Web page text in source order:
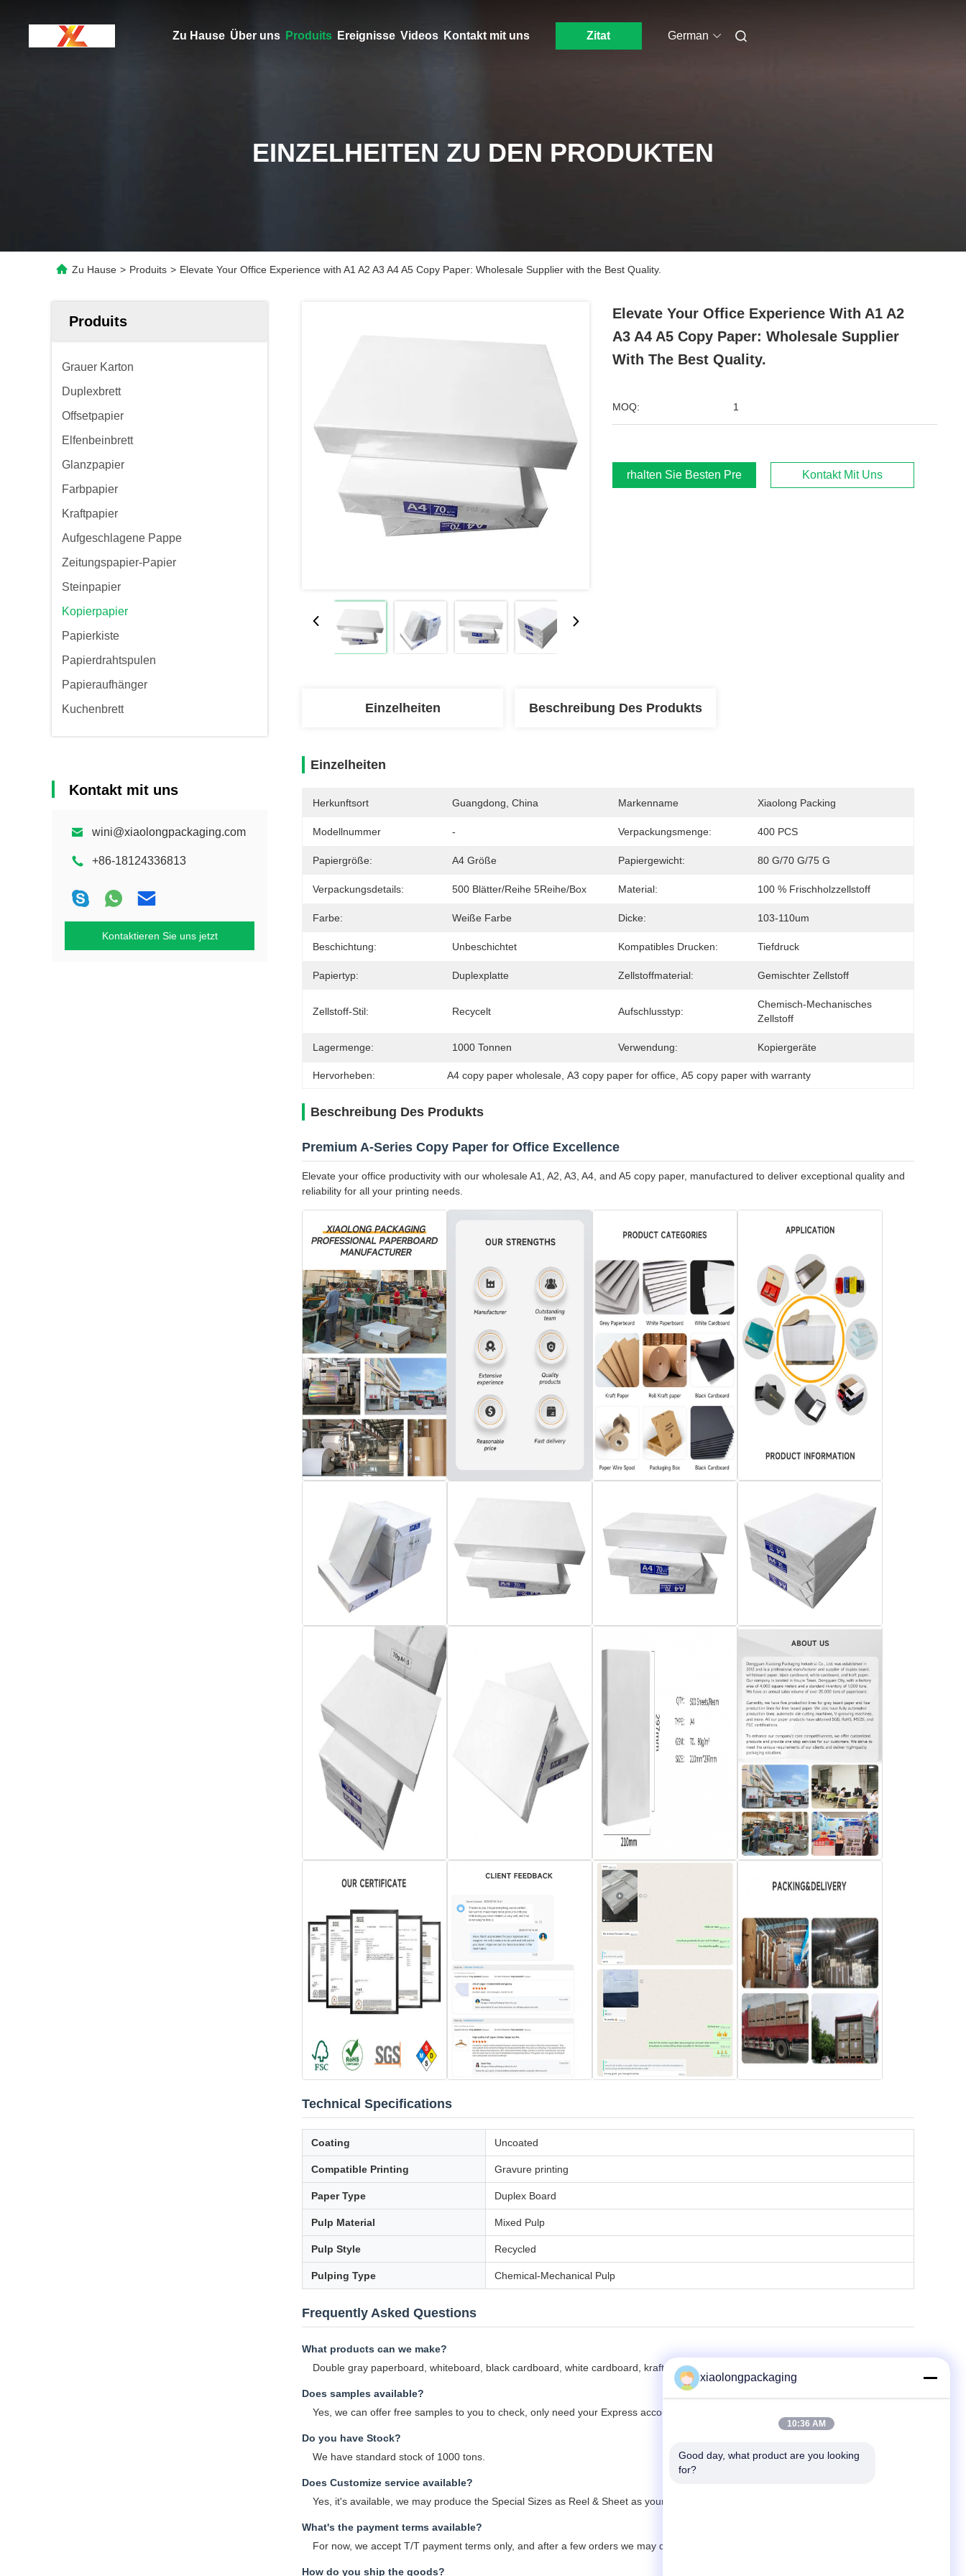
Zu Hause Über uns Produits Ereignisse Videos Kontakt mit uns Zitat German
EINZELHEITEN ZU DEN PRODUKTEN
Zu Hause > Produits > Elevate Your Office Experience with A1 A2 A3 A4 A5 Copy Paper: Wholesale Supplier with the Best Quality.
Produits
Grauer Karton
Duplexbrett
Offsetpapier
Elfenbeinbrett
Glanzpapier
Farbpapier
Kraftpapier
Aufgeschlagene Pappe
Zeitungspapier-Papier
Steinpapier
Kopierpapier
Papierkiste
Papierdrahtspulen
Papieraufhänger
Kuchenbrett
Kontakt mit uns
wini@xiaolongpackaging.com
+86-18124336813
Kontaktieren Sie uns jetzt
Elevate Your Office Experience With A1 A2
A3 A4 A5 Copy Paper: Wholesale Supplier
With The Best Quality.
MOQ: 1
Erhalten Sie Besten Preis Kontakt Mit Uns
Einzelheiten Beschreibung Des Produkts
Einzelheiten
Herkunftsort Guangdong, China Markenname Xiaolong Packing
Modellnummer - Verpackungsmenge: 400 PCS
Papiergröße: A4 Größe Papiergewicht: 80 G/70 G/75 G
Verpackungsdetails: 500 Blätter/Reihe 5Reihe/Box Material: 100 % Frischholzzellstoff
Farbe: Weiße Farbe Dicke: 103-110um
Beschichtung: Unbeschichtet Kompatibles Drucken: Tiefdruck
Papiertyp: Duplexplatte Zellstoffmaterial: Gemischter Zellstoff
Zellstoff-Stil: Recycelt Aufschlusstyp:
Chemisch-Mechanisches
Zellstoff
Lagermenge: 1000 Tonnen Verwendung: Kopiergeräte
Hervorheben: A4 copy paper wholesale , A3 copy paper for office , A5 copy paper with warranty
Beschreibung Des Produkts
Premium A-Series Copy Paper for Office Excellence
Elevate your office productivity with our wholesale A1, A2, A3, A4, and A5 copy paper, manufactured to deliver exceptional quality and
reliability for all your printing needs.
Technical Specifications
Coating Uncoated
Compatible Printing Gravure printing
Paper Type Duplex Board
Pulp Material Mixed Pulp
Pulp Style Recycled
Pulping Type Chemical-Mechanical Pulp
Frequently Asked Questions
What products can we make?
Double gray paperboard, whiteboard, black cardboard, white cardboard, kraft paper and all kinds of printing and packaging paper.
Does samples available?
Yes, we can offer free samples to you to check, only need your Express account to delivery.
Do you have Stock?
We have standard stock of 1000 tons.
Does Customize service available?
Yes, it's available, we may produce the Special Sizes as Reel & Sheet as your requirement.
What's the payment terms available?
For now, we accept T/T payment terms only, and after a few orders we may deal with L/C at sight.
How do you ship the goods?
xiaolongpackaging
10:36 AM
Good day, what product are you looking
for?